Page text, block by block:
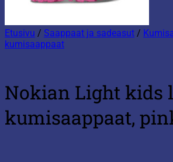
Etusivu / Saappaat ja sadeasut /
kumisaappaat
Nokian Light kids
kumisaappaat,